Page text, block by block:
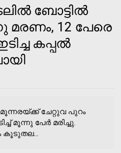
ബോട്ടില്‍
മരണം, 12 പേരെ
കപ്പല്‍
മൂന്നരയ്ക്ക് ചേറ്റുവ പുറം
മൂന്നു പേര്‍ മരിച്ചു.
കൂടുതല...